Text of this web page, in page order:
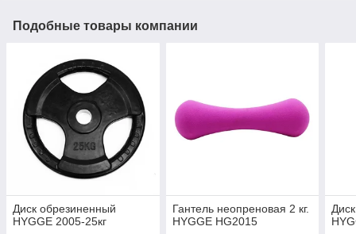
Подобные товары компании
Диск обрезиненный
HYGGE 2005-25кг
Гантель неопреновая 2 кг.
HYGGE HG2015